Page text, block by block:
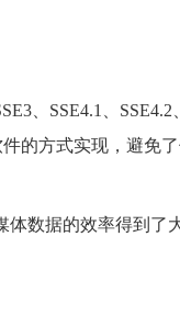
、SSE4.1、
的方式实现，避免
体数据的效率得到了